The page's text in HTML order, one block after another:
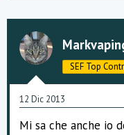
SEF Top
12 Dic 2013
Mi sa che anche io